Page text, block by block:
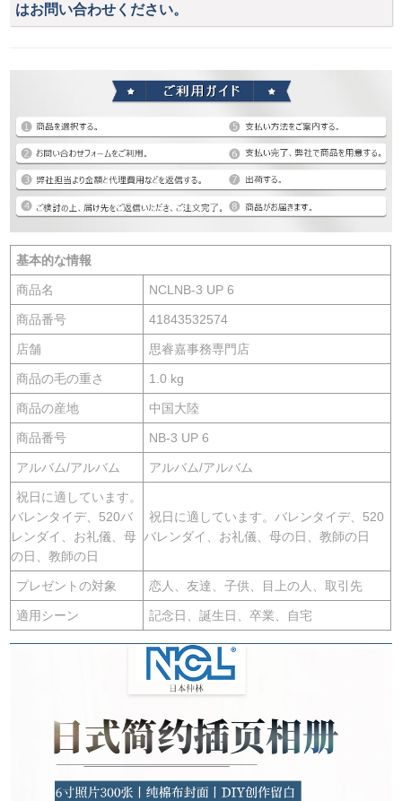
はお問い合わせください。
基本的な情報
商品名 NCLNB-3 UP 6
商品番号 41843532574
店舗 思睿嘉事務専門店
商品の毛の重さ 1.0 kg
商品の産地 中国大陸
商品番号 NB-3 UP 6
アルバム/アルバム アルバム/アルバム
祝日に適しています。
バレンタイデ、520バ
レンダイ、お礼儀、母
の日、教師の日
祝日に適しています。バレンタイデ、520
バレンダイ、お礼儀、母の日、教師の日
プレゼントの対象 恋人、友達、子供、目上の人、取引先
適用シーン 記念日、誕生日、卒業、自宅